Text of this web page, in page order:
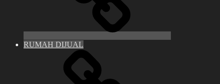
RUMAH DIJUAL